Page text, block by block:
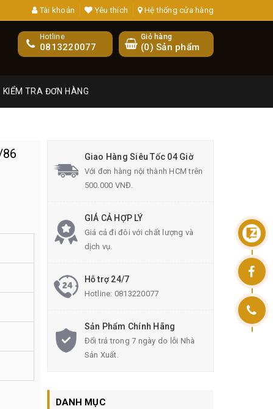
Tài khoản Yêu thích Hệ thống cửa hàng
Giỏ hàng
(0) Sản phẩm
Hotline
0813220077
KIỂM TRA ĐƠN HÀNG
Giao Hàng Siêu Tốc 04 Giờ
Với đơn hàng nội thành HCM trên
500.000 VNĐ.
GIÁ CẢ HỢP LÝ
Giá cả đi đôi với chất lượng và
dịch vụ.
Hỗ trợ 24/7
Hotline: 0813220077
Sản Phẩm Chính Hãng
Đổi trả trong 7 ngày do lỗi Nhà
Sản Xuất.
DANH MỤC